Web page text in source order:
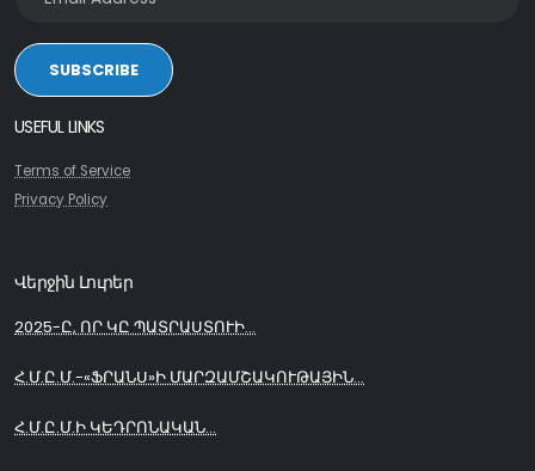
SUBSCRIBE
USEFUL LINKS
Terms of Service
Privacy Policy
Վերջին Լուրեր
2025-Ը, ՈՐ ԿԸ ՊԱՏՐԱՍՏՈՒԻ...
Հ.Մ.Ը.Մ.-«ՖՐԱՆՍ»Ի ՄԱՐԶԱՄՇԱԿՈՒԹԱՅԻՆ...
Հ.Մ.Ը.Մ.Ի ԿԵԴՐՈՆԱԿԱՆ...